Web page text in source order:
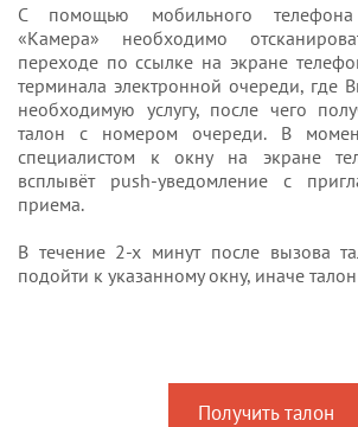
С помощью мобильного
«Камера» необходимо
переходе по ссылке на экране
терминала электронной очереди, где
необходимую услугу, после чего
талон с номером очереди. В
специалистом к окну на экране
всплывёт push-уведомление с
приема.
В течение 2-х минут после вызова
подойти к указанному окну, иначе
Получить талон